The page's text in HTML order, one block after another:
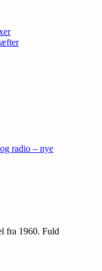
radio – nye
fra 1960. Fuld